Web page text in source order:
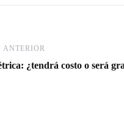
ANTERIOR
¿tendrá costo o será